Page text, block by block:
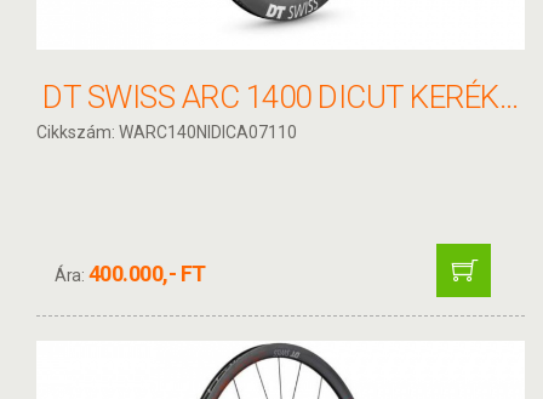
DT SWISS ARC 1400 DICUT KERÉK HÁTSÓ
Cikkszám: WARC140NIDICA07110
Ára: 400.000,- FT